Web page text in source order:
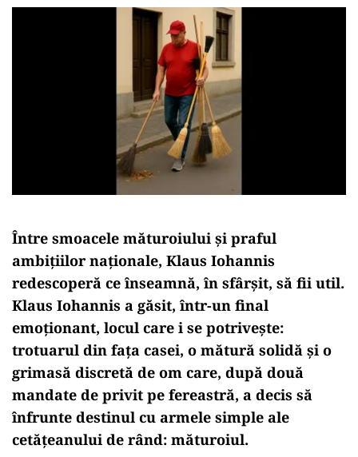
Între smoacele măturoiului și praful
ambițiilor naționale, Klaus Iohannis
redescoperă ce înseamnă, în sfârșit, să fii util.
Klaus Iohannis a găsit, într-un final
emoționant, locul care i se potrivește:
trotuarul din fața casei, o mătură solidă și o
grimasă discretă de om care, după două
mandate de privit pe fereastră, a decis să
înfrunte destinul cu armele simple ale
cetățeanului de rând: măturoiul.